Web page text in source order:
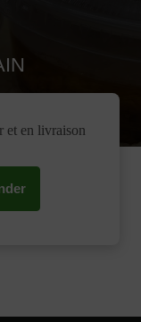
et en livraison